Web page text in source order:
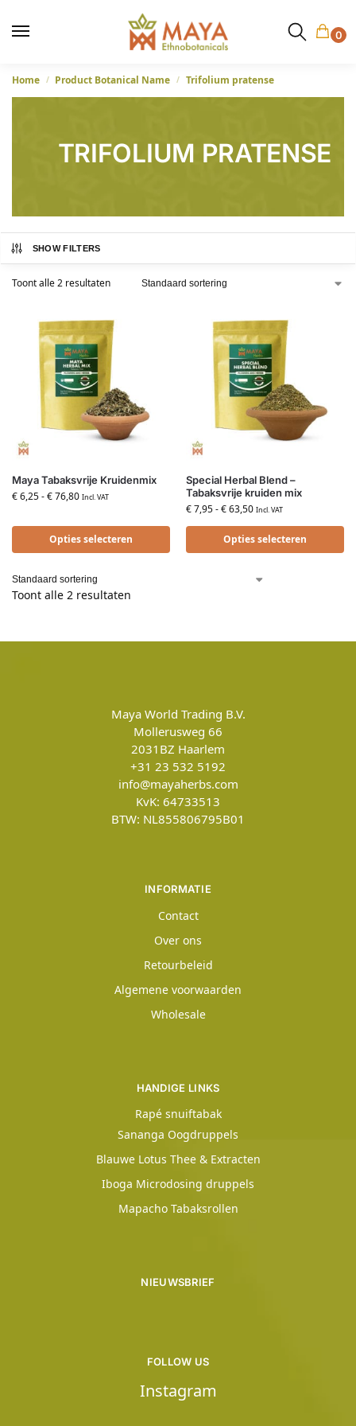
0
Home / Product Botanical Name / Trifolium pratense
TRIFOLIUM PRATENSE
SHOW FILTERS
Toont alle 2 resultaten
Maya Tabaksvrije Kruidenmix
€6,25-€76,80 Incl. VAT
Opties selecteren
Special Herbal Blend –
Tabaksvrije kruiden mix
€7,95-€63,50 Incl. VAT
Opties selecteren
Toont alle 2 resultaten
Maya World Trading B.V.
Mollerusweg 66
2031BZ Haarlem
+31 23 532 5192
info@mayaherbs.com
KvK: 64733513
BTW: NL855806795B01
INFORMATIE
Contact
Over ons
Retourbeleid
Algemene voorwaarden
Wholesale
HANDIGE LINKS
Rapé snuiftabak
Sananga Oogdruppels
Blauwe Lotus Thee & Extracten
Iboga Microdosing druppels
Mapacho Tabaksrollen
NIEUWSBRIEF
FOLLOW US
Instagram